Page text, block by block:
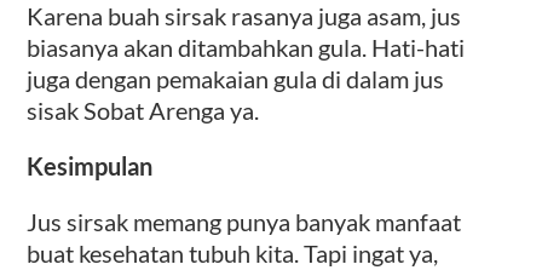
Karena buah sirsak rasanya juga asam, jus
biasanya akan ditambahkan gula. Hati-hati
juga dengan pemakaian gula di dalam jus
sisak Sobat Arenga ya.
Kesimpulan
Jus sirsak memang punya banyak manfaat
buat kesehatan tubuh kita. Tapi ingat ya,